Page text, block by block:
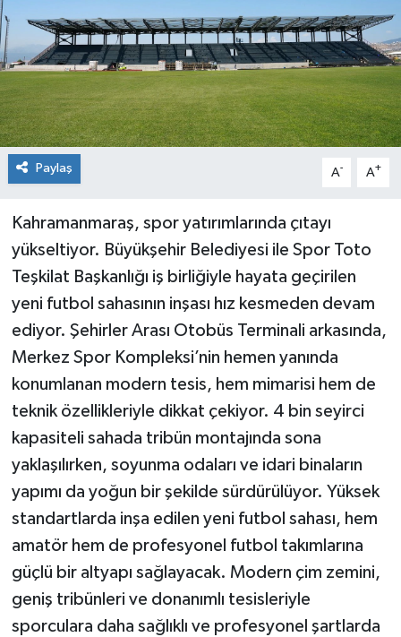
Paylaş A- A+
Kahramanmaraş, spor yatırımlarında çıtayı
yükseltiyor. Büyükşehir Belediyesi ile Spor Toto
Teşkilat Başkanlığı iş birliğiyle hayata geçirilen
yeni futbol sahasının inşası hız kesmeden devam
ediyor. Şehirler Arası Otobüs Terminali arkasında,
Merkez Spor Kompleksi’nin hemen yanında
konumlanan modern tesis, hem mimarisi hem de
teknik özellikleriyle dikkat çekiyor. 4 bin seyirci
kapasiteli sahada tribün montajında sona
yaklaşılırken, soyunma odaları ve idari binaların
yapımı da yoğun bir şekilde sürdürülüyor. Yüksek
standartlarda inşa edilen yeni futbol sahası, hem
amatör hem de profesyonel futbol takımlarına
güçlü bir altyapı sağlayacak. Modern çim zemini,
geniş tribünleri ve donanımlı tesisleriyle
sporculara daha sağlıklı ve profesyonel şartlarda